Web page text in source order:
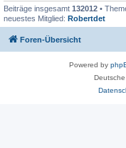
Beiträge insgesamt 132012 •
neuestes Mitglied: Robertdet
Foren-Übersicht
Powered by